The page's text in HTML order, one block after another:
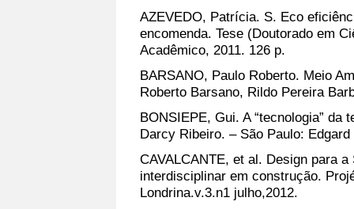
AZEVEDO, Patrícia. S. Eco
encomenda. Tese (Doutorado em
Acadêmico, 2011. 126 p.
BARSANO, Paulo Roberto. Meio
Roberto Barsano, Rildo Pereira
BONSIEPE, Gui. A “tecnologia” da
Darcy Ribeiro. – São Paulo:
CAVALCANTE, et al. Design para
interdisciplinar em construção.
Londrina.v.3.n1 julho,2012.